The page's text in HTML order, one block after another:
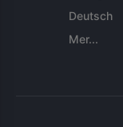
Deutsch
Mer...